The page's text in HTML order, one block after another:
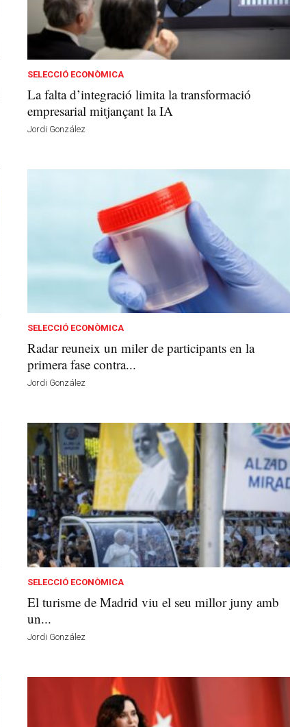
SELECCIÓ ECONÒMICA
La falta d’integració limita la transformació
empresarial mitjançant la IA
Jordi González
SELECCIÓ ECONÒMICA
Radar reuneix un miler de participants en la
primera fase contra...
Jordi González
SELECCIÓ ECONÒMICA
El turisme de Madrid viu el seu millor juny amb
un...
Jordi González